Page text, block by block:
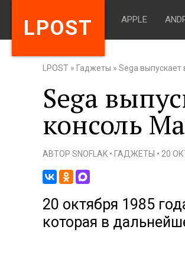
LPOST APPLE
LPOST » Гаджеты » Sega выпускает
Sega
консоль
АВТОР SNOFLAK • ГАДЖЕТЫ • 20
20 октября 1985
которая в